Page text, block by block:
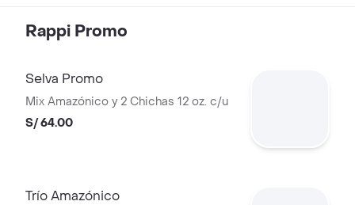
Rappi Promo
Selva Promo
Mix Amazónico y 2 Chichas 12 oz. c/u
S/ 64.00
Trío Amazónico